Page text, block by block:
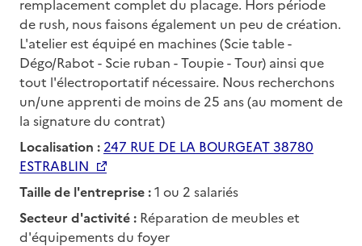
remplacement complet du placage. Hors période
de rush, nous faisons également un peu de création.
L'atelier est équipé en machines (Scie table -
Dégo/Rabot - Scie ruban - Toupie - Tour) ainsi que
tout l'électroportatif nécessaire. Nous recherchons
un/une apprenti de moins de 25 ans (au moment de
la signature du contrat)
Localisation : 247 RUE DE LA BOURGEAT 38780
ESTRABLIN
Taille de l'entreprise :1 ou 2 salariés
Secteur d'activité : Réparation de meubles et
d'équipements du foyer